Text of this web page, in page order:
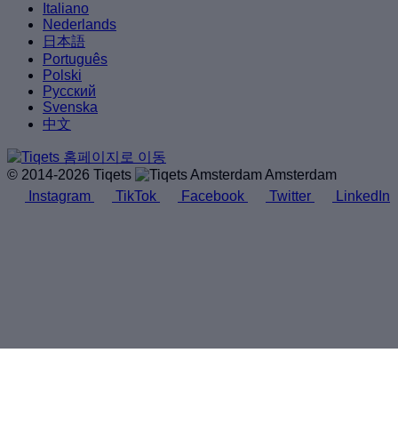
Italiano
Nederlands
日本語
Português
Polski
Русский
Svenska
中文
© 2014-2026 Tiqets
Amsterdam
Instagram
TikTok Facebook Twitter LinkedIn